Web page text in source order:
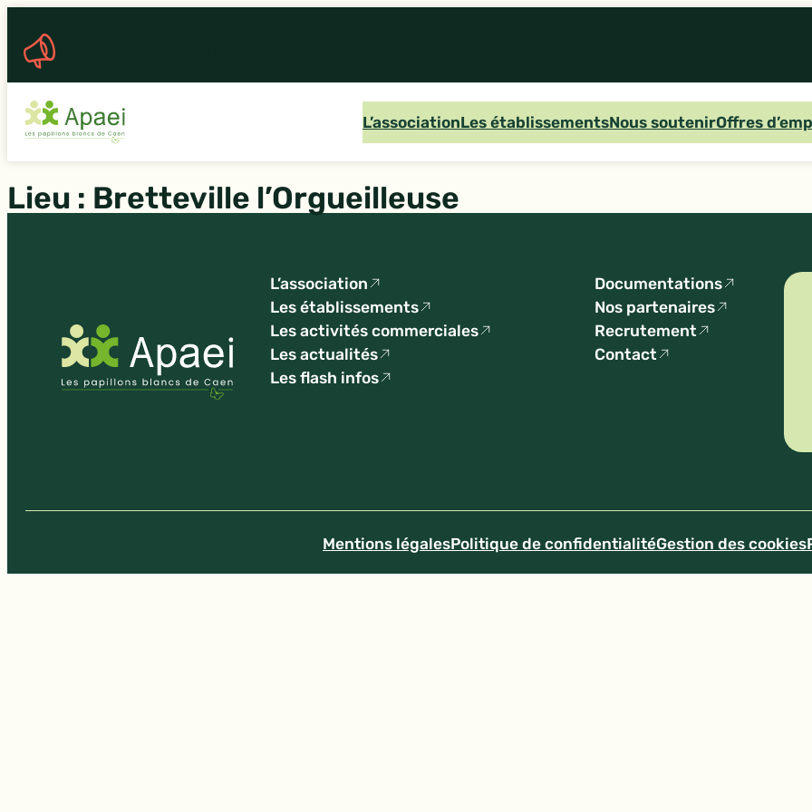
contenu
L’associationLes établissementsNous soutenirOffres
Lieu : Bretteville l’Orgueilleuse
L’association
Les établissements
Les activités commerciales
Les actualités
Les flash infos
Documentations
Nos partenaires
Recrutement
Contact
Mentions légalesPolitique de confidentialitéGestion des cookies